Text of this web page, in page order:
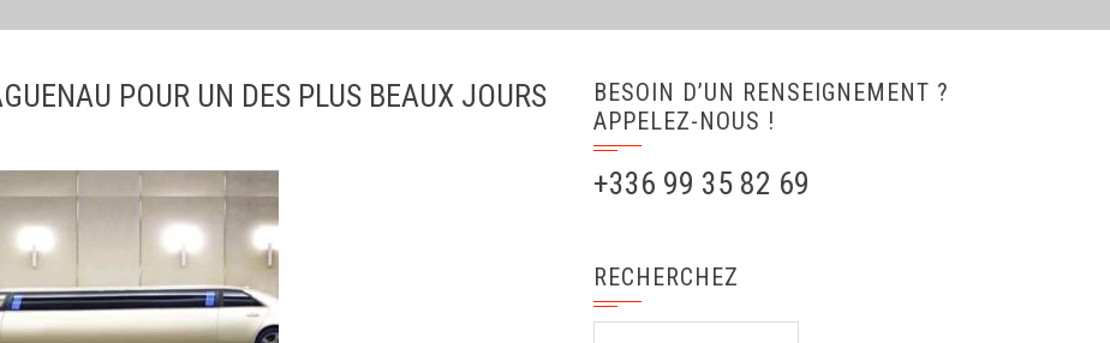
POUR UN DES PLUS BEAUX JOURS
BESOIN D’UN RENSEIGNEMENT ?
APPELEZ-NOUS !
+336 99 35 82 69
RECHERCHEZ